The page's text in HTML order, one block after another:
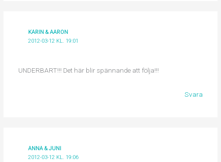
KARIN & AARON
2012-03-12 KL. 19:01
UNDERBART!!! Det här blir spännande att följa!!!
Svara
ANNA & JUNI
2012-03-12 KL. 19:06